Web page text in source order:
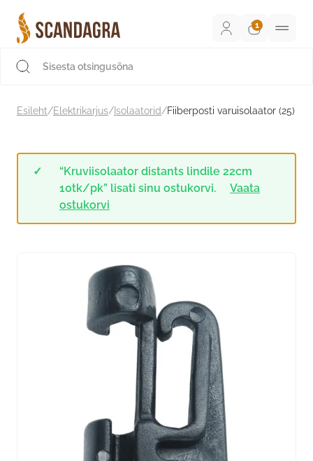
sisu
juurde
Esileht/Elektrikarjus/Isolaatorid/Fiiberposti varuisolaator (25)
“Kruviisolaator distants lindile 22cm
10tk/pk” lisati sinu ostukorvi.
Vaata
ostukorvi